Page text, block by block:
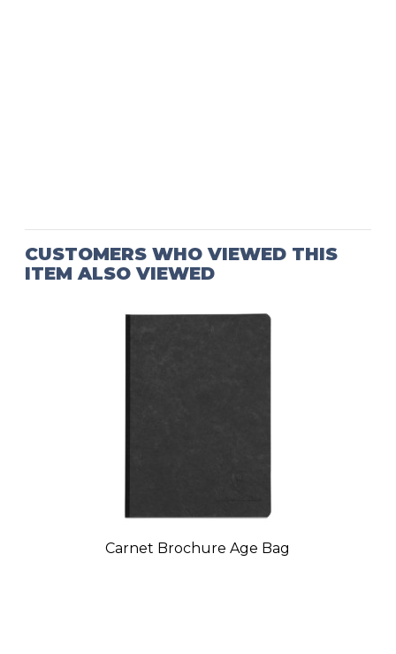
CUSTOMERS WHO VIEWED THIS
ITEM ALSO VIEWED
Carnet Brochure Age Bag